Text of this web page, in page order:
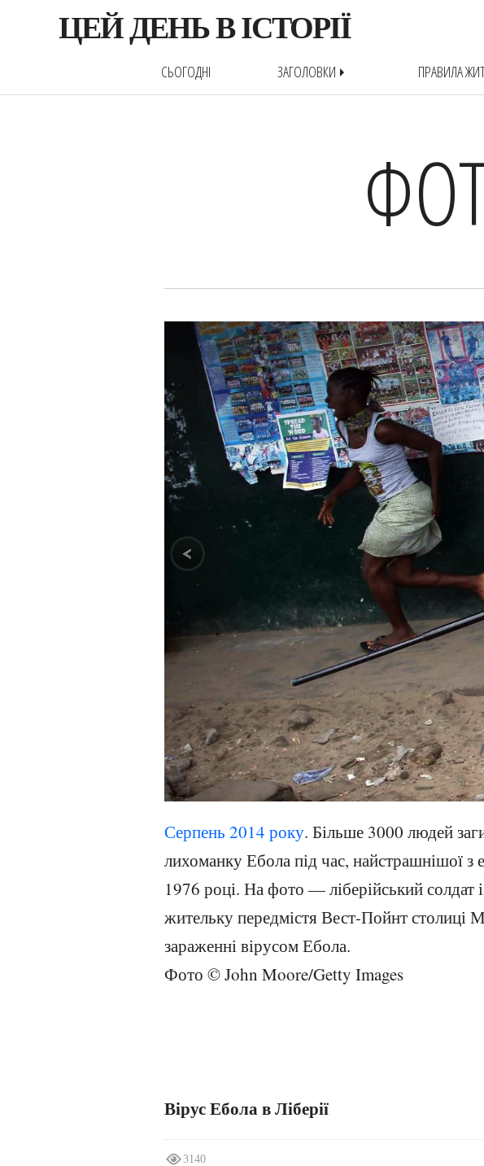
ЦЕЙ ДЕНЬ В ІСТОРІЇ
СЬОГОДНІ ЗАГОЛОВКИarrow_right ПРАВИЛА
Серпень 2014 року. Більше 3000 людей
лихоманку Ебола під час, найстрашнішої з
1976 році. На фото — ліберійський солдат
жительку передмістя Вест-Пойнт столиці
зараженні вірусом Ебола.
Фото © John Moore/Getty Images
Вірус Ебола в Ліберії
3140